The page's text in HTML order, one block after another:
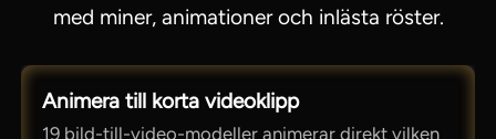
med miner, animationer och inlästa röster.
Animera till korta videoklipp
19 bild-till-video-modeller animerar direkt vilken